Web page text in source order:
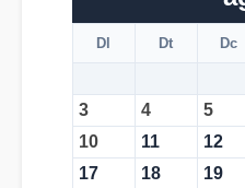
Dl Dt Dc
3
4 5
10
11 12
17
18 19